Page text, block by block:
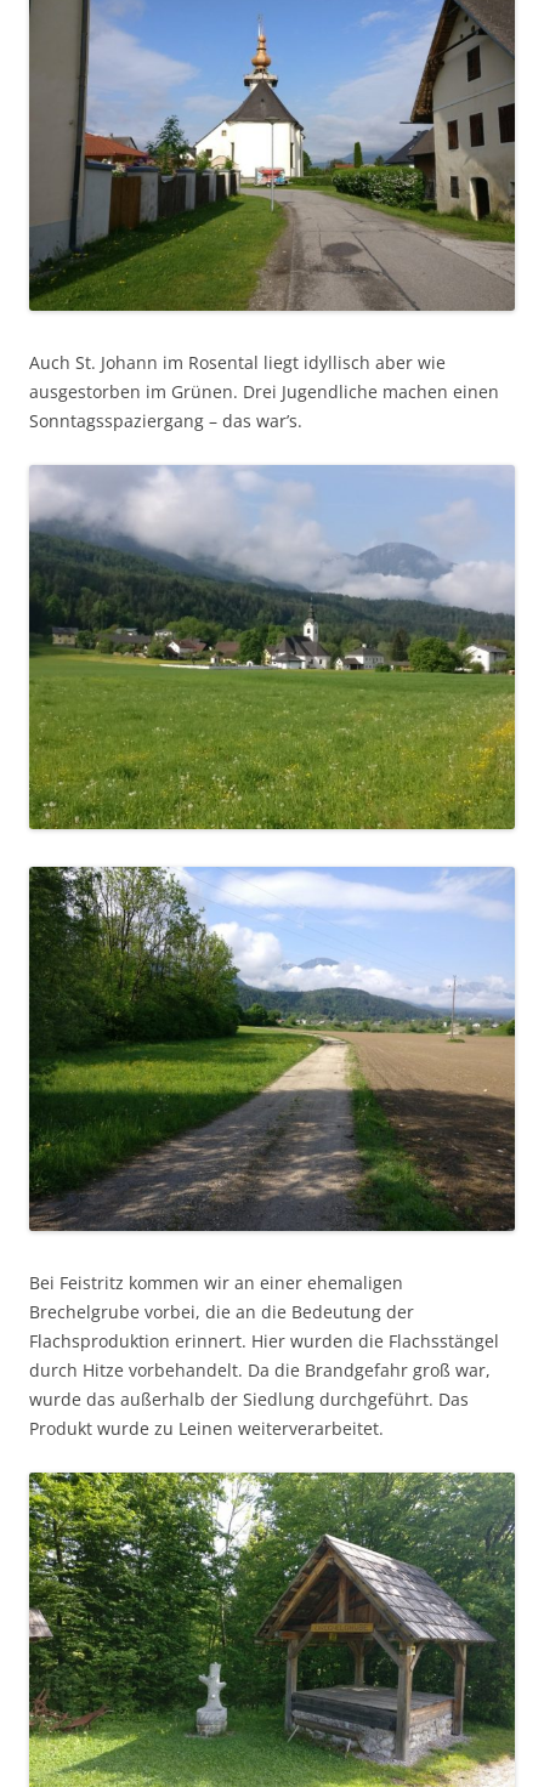
Auch St. Johann im Rosental liegt idyllisch aber wie
ausgestorben im Grünen. Drei Jugendliche machen einen
Sonntagsspaziergang – das war’s.
Bei Feistritz kommen wir an einer ehemaligen
Brechelgrube vorbei, die an die Bedeutung der
Flachsproduktion erinnert. Hier wurden die Flachsstängel
durch Hitze vorbehandelt. Da die Brandgefahr groß war,
wurde das außerhalb der Siedlung durchgeführt. Das
Produkt wurde zu Leinen weiterverarbeitet.